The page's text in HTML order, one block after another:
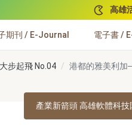
高雄
期刊 / E-Journal 電子書 /
步起飛 No.04 港都的雅美利加
產業新箭頭 高雄軟體科